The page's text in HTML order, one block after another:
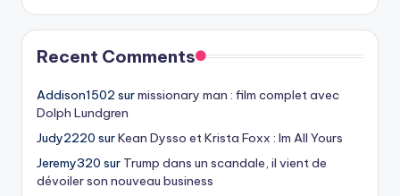
Recent Comments
Addison1502 surmissionary man : film complet avec
Dolph Lundgren
Judy2220 surKean Dysso et Krista Foxx : Im All Yours
Jeremy320 sur Trump dans un scandale, il vient de
dévoiler son nouveau business